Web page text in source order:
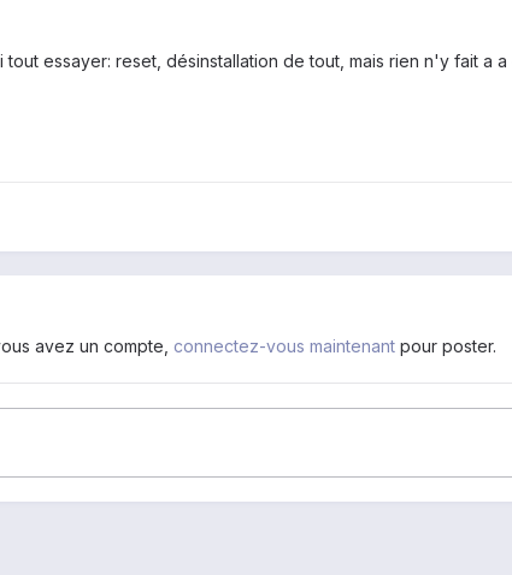
essayer: reset, désinstallation de tout, mais rien n'y fait a
avez un compte, connectez-vous maintenant pour poster.